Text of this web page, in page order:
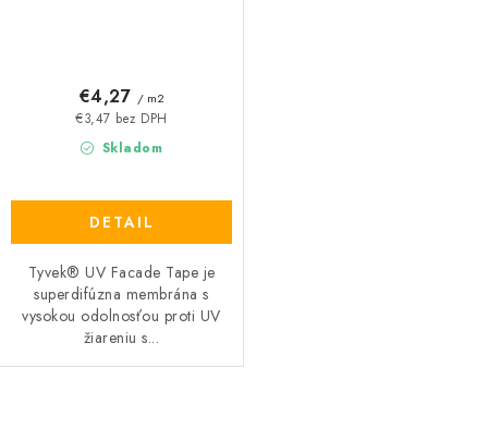
Skladom
€3,47 bez DPH
€4,27 / m2
DETAIL
Tyvek® UV Facade Tape je
superdifúzna membrána s
vysokou odolnosťou proti UV
žiareniu s...